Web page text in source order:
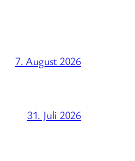
7. August 2026
31. Juli 2026